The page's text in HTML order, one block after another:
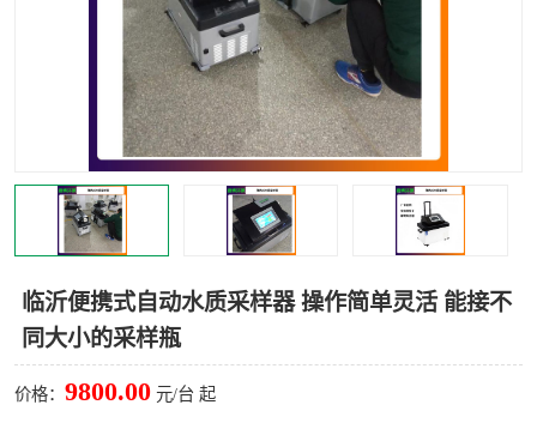
临沂便携式自动水质采样器 操作简单灵活 能接不
同大小的采样瓶
价格： 9800.00 元/台 起
便携式超声波明渠流量计 大气环境采样器
LB-4200高锰酸盐指数仪 LB-62便携式烟气分析仪
烟尘烟气设备 大气采样器
粉尘设备
新宇宙仪器
烟尘净化器